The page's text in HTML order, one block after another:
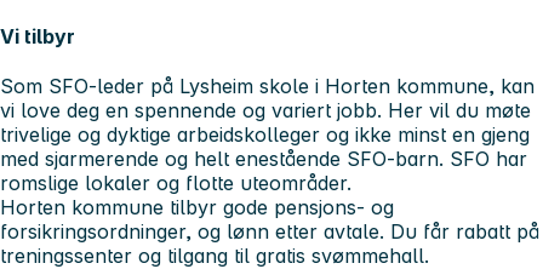
Vi tilbyr
Som SFO-leder på Lysheim skole i Horten kommune, kan
vi love deg en spennende og variert jobb. Her vil du møte
trivelige og dyktige arbeidskolleger og ikke minst en gjeng
med sjarmerende og helt enestående SFO-barn. SFO har
romslige lokaler og flotte uteområder.
Horten kommune tilbyr gode pensjons- og
forsikringsordninger, og lønn etter avtale. Du får rabatt på
treningssenter og tilgang til gratis svømmehall.